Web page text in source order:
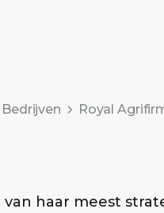
Bedrijven
Royal
haar meest